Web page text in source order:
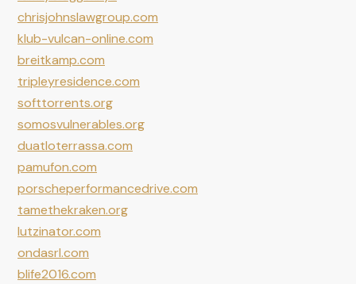
chrisjohnslawgroup.com
klub-vulcan-online.com
breitkamp.com
tripleyresidence.com
softtorrents.org
somosvulnerables.org
duatloterrassa.com
pamufon.com
porscheperformancedrive.com
tamethekraken.org
lutzinator.com
ondasrl.com
blife2016.com